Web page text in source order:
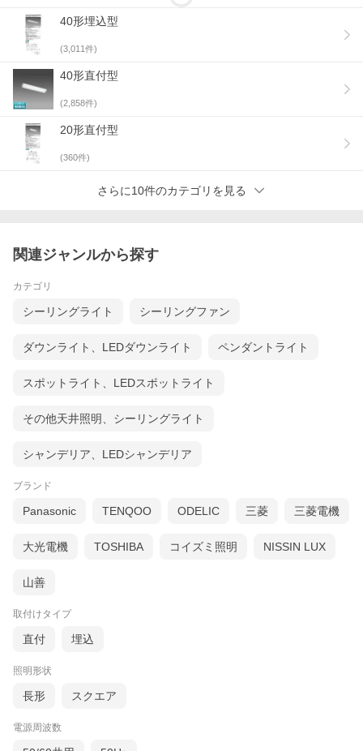
40形埋込型
(3,011件)
40形直付型
(2,858件)
20形直付型
(360件)
さらに10件のカテゴリを見る
関連ジャンルから探す
カテゴリ
シーリングライト シーリングファン
ダウンライト、LEDダウンライト ペンダントライト
スポットライト、LEDスポットライト
その他天井照明、シーリングライト
シャンデリア、LEDシャンデリア
ブランド
Panasonic TENQOO ODELIC 三菱 三菱電機
大光電機 TOSHIBA コイズミ照明 NISSIN LUX
山善
取付けタイプ
直付 埋込
照明形状
長形 スクエア
電源周波数